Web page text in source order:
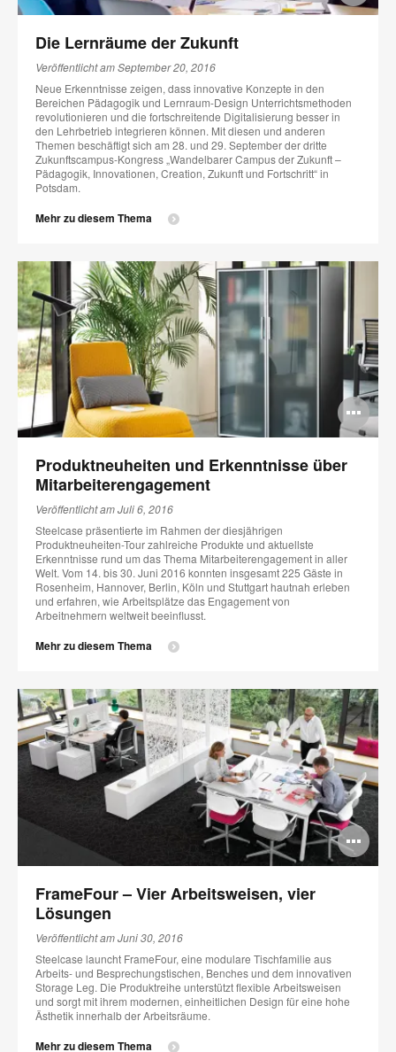
Die Lernräume der Zukunft
Veröffentlicht am September 20, 2016
Neue Erkenntnisse zeigen, dass innovative Konzepte in den
Bereichen Pädagogik und Lernraum-Design Unterrichtsmethoden
revolutionieren und die fortschreitende Digitalisierung besser in
den Lehrbetrieb integrieren können. Mit diesen und anderen
Themen beschäftigt sich am 28. und 29. September der dritte
Zukunftscampus-Kongress „Wandelbarer Campus der Zukunft –
Pädagogik, Innovationen, Creation, Zukunft und Fortschritt“ in
Potsdam.
Mehr zu diesem Thema
Produktneuheiten und Erkenntnisse über
Mitarbeiterengagement
Veröffentlicht am Juli 6, 2016
Steelcase präsentierte im Rahmen der diesjährigen
Produktneuheiten-Tour zahlreiche Produkte und aktuellste
Erkenntnisse rund um das Thema Mitarbeiterengagement in aller
Welt. Vom 14. bis 30. Juni 2016 konnten insgesamt 225 Gäste in
Rosenheim, Hannover, Berlin, Köln und Stuttgart hautnah erleben
und erfahren, wie Arbeitsplätze das Engagement von
Arbeitnehmern weltweit beeinflusst.
Mehr zu diesem Thema
FrameFour – Vier Arbeitsweisen, vier
Lösungen
Veröffentlicht am Juni 30, 2016
Steelcase launcht FrameFour, eine modulare Tischfamilie aus
Arbeits- und Besprechungstischen, Benches und dem innovativen
Storage Leg. Die Produktreihe unterstützt flexible Arbeitsweisen
und sorgt mit ihrem modernen, einheitlichen Design für eine hohe
Ästhetik innerhalb der Arbeitsräume.
Mehr zu diesem Thema